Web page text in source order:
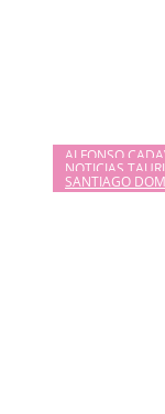
ALFONSO
NOTICIAS
SANTIAGO